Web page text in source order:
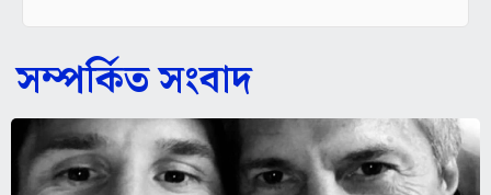
সম্পর্কিত সংবাদ